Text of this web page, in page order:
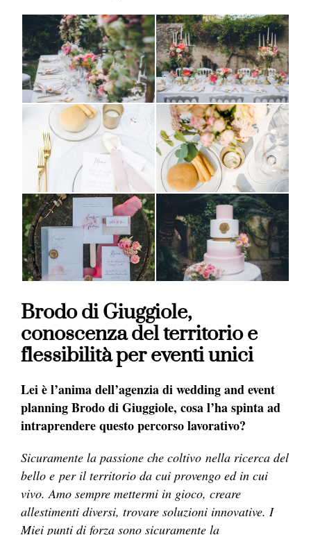
Brodo di Giuggiole,
conoscenza del territorio e
flessibilità per eventi unici
Lei è l’anima dell’agenzia di wedding and event
planning Brodo di Giuggiole, cosa l’ha spinta ad
intraprendere questo percorso lavorativo?
Sicuramente la passione che coltivo nella ricerca del
bello e per il territorio da cui provengo ed in cui
vivo. Amo sempre mettermi in gioco, creare
allestimenti diversi, trovare soluzioni innovative. I
Miei punti di forza sono sicuramente la